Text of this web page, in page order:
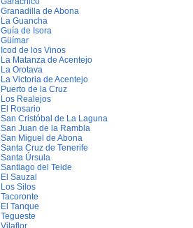
Granadilla de Abona
La Guancha
Guí­a de Isora
Güí­mar
Icod de los Vinos
La Matanza de Acentejo
La Orotava
La Victoria de Acentejo
Puerto de la Cruz
Los Realejos
El Rosario
San Cristóbal de La Laguna
San Juan de la Rambla
San Miguel de Abona
Santa Cruz de Tenerife
Santa Úrsula
Santiago del Teide
El Sauzal
Los Silos
Tacoronte
El Tanque
Tegueste